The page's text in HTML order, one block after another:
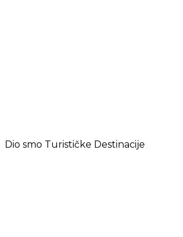
Dio smo Turističke Destinacije